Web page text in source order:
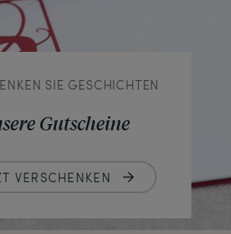
SIE GESCHICHTEN
Gutscheine
VERSCHENKEN